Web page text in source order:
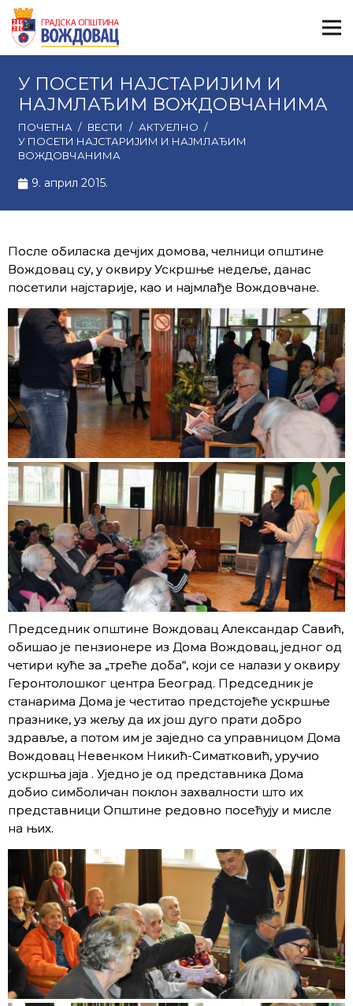
У ПОСЕТИ НАЈСТАРИЈИМ И
НАЈМЛАЂИМ ВОЖДОВЧАНИМА
ПОЧЕТНА / ВЕСТИ / АКТУЕЛНО /
У ПОСЕТИ НАЈСТАРИЈИМ И НАЈМЛАЂИМ
ВОЖДОВЧАНИМА
9. април 2015.
После обиласка дечјих домова, челници општине
Вождовац су, у оквиру Ускршње недеље, данас
посетили најстарије, као и најмлађе Вождовчане.
Председник општине Вождовац Александар Савић,
обишао је пензионере из Дома Вождовац, једног од
четири куће за „треће доба“, који се налази у оквиру
Геронтолошког центра Београд. Председник је
станарима Дома је честитао предстојеће ускршње
празнике, уз жељу да их још дуго прати добро
здравље, а потом им је заједно са управницом Дома
Вождовац Невенком Никић-Симатковић, уручио
ускршња јаја . Уједно је од представника Дома
добио симболичан поклон захвалности што их
представници Општине редовно посећују и мисле
на њих.